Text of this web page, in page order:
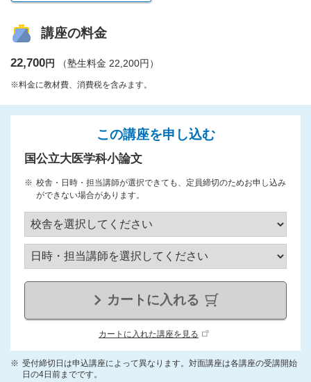
講座の料金
22,700円 （塾生料金 22,200円）
※料金に教材費、消費税を含みます。
この講座を申し込む
国公立大医学科小論文
校舎・日時・担当講師が選択できても、定員締切のためお申し込み
ができない場合があります。
カートに入れる
カートに入れた講座を見る
受付締切日は申込講座によって異なります。対面講座は各講座の受講開始
日の4日前までです。